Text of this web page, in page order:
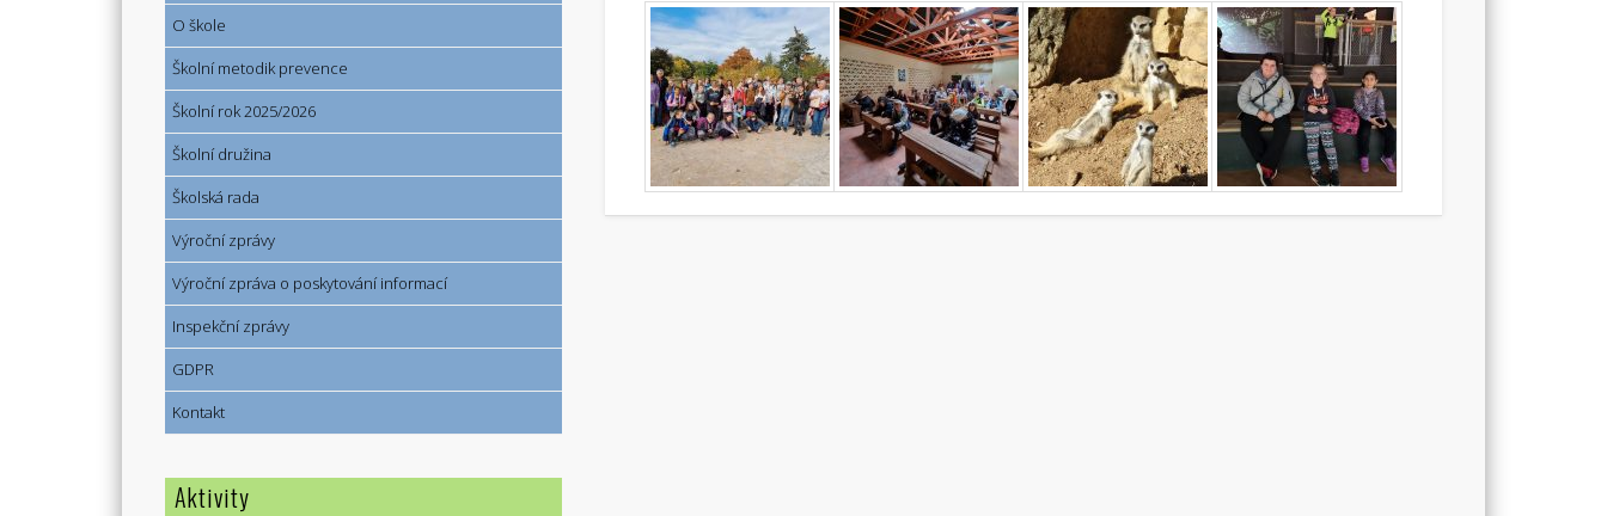
5, Pod
O škole
Školní metodik prevence
Školní rok 2025/2026
Školní družina
Školská rada
Výroční zprávy
Výroční zpráva o poskytování informací
Inspekční zprávy
GDPR
Kontakt
Aktivity